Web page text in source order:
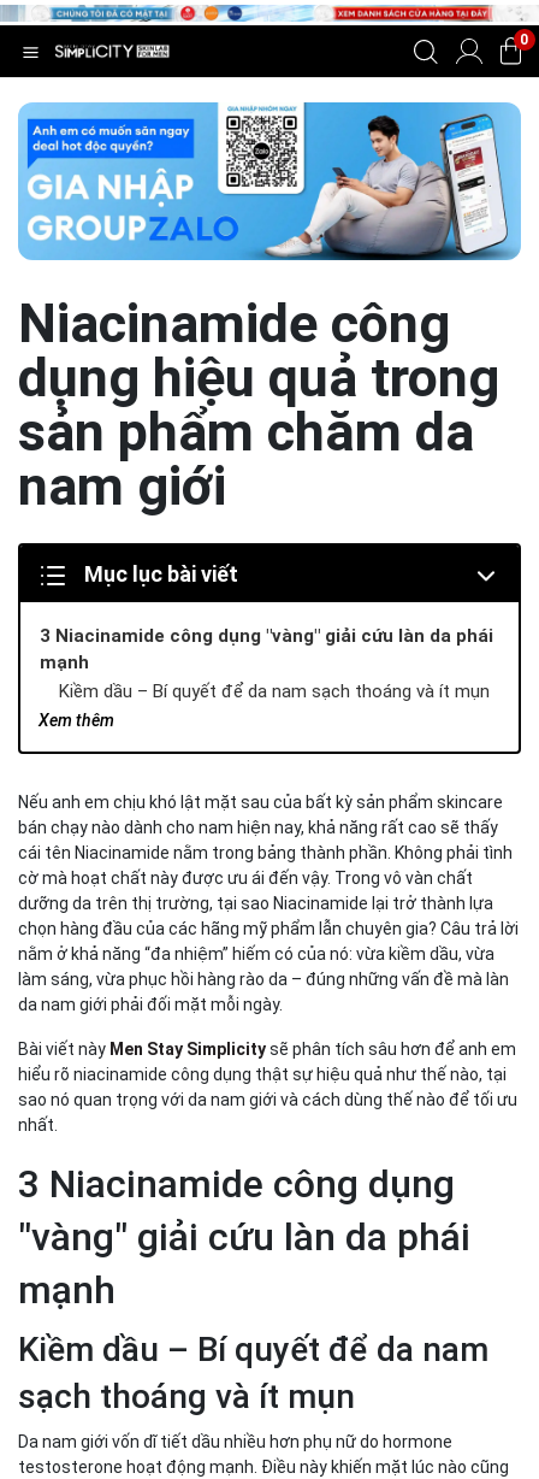
0
Niacinamide công
dụng hiệu quả trong
sản phẩm chăm da
nam giới
Mục lục bài viết
Xem thêm
3 Niacinamide công dụng "vàng" giải cứu làn da phái
mạnh
Kiềm dầu – Bí quyết để da nam sạch thoáng và ít mụn
Thu nhỏ lỗ chân lông – Giải pháp cho làn da mịn màng và
ít khuyết điểm
râu và khói bụi
Hiệu quả của Niacinamide trong từng dạng sản phẩm
Trong sữa rửa mặt – Làm sạch nhưng không làm khô da
Trong serum – Tập trung đặc trị thâm mụn và lỗ chân
lông
Cách kết hợp Niacinamide với các hoạt chất hạng
nặng
Niacinamide và Vitamin C – Bộ đôi dưỡng sáng, mờ thâm
Retinol và Niacinamide – Cặp đôi phục hồi và tái tạo cho
U30
Hướng dẫn cách dùng Niacinamide chuẩn để không bị
kích ứng
Dùng đúng nồng độ – Bắt đầu từ 2–5% để đảm bảo an
toàn
Dùng đúng thứ tự – Lỏng trước, đặc sau
Dùng đúng thời điểm – Sáng và tối đều được vì
Niacinamide không bắt nắng
Serum chứa niacinamide — Serum Vital hiệu quả sáng
da mờ thâm từ Men Stay Simplicity
Kết luận
Có thể anh em quan tâm
Nếu anh em chịu khó lật mặt sau của bất kỳ sản phẩm skincare
bán chạy nào dành cho nam hiện nay, khả năng rất cao sẽ thấy
cái tên Niacinamide nằm trong bảng thành phần. Không phải tình
cờ mà hoạt chất này được ưu ái đến vậy. Trong vô vàn chất
dưỡng da trên thị trường, tại sao Niacinamide lại trở thành lựa
chọn hàng đầu của các hãng mỹ phẩm lẫn chuyên gia? Câu trả lời
nằm ở khả năng “đa nhiệm” hiếm có của nó: vừa kiềm dầu, vừa
làm sáng, vừa phục hồi hàng rào da – đúng những vấn đề mà làn
da nam giới phải đối mặt mỗi ngày.
Bài viết này Men Stay Simplicitysẽ phân tích sâu hơn để anh em
hiểu rõ niacinamide công dụng thật sự hiệu quả như thế nào, tại
sao nó quan trọng với da nam giới và cách dùng thế nào để tối ưu
nhất.
3 Niacinamide công dụng
"vàng" giải cứu làn da phái
mạnh
Kiềm dầu – Bí quyết để da nam
sạch thoáng và ít mụn
Da nam giới vốn dĩ tiết dầu nhiều hơn phụ nữ do hormone
testosterone hoạt động mạnh. Điều này khiến mặt lúc nào cũng